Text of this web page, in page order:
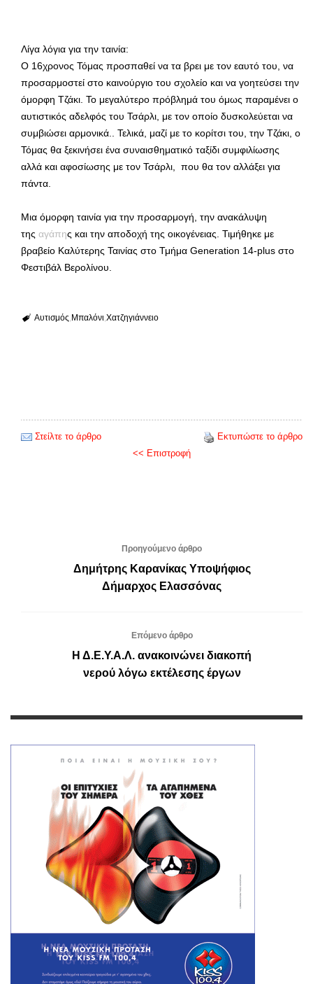
Λίγα λόγια για την ταινία:
Ο 16χρονος Τόμας προσπαθεί να τα βρει με τον εαυτό του, να
προσαρμοστεί στο καινούργιο του σχολείο και να γοητεύσει την
όμορφη Τζάκι. Το μεγαλύτερο πρόβλημά του όμως παραμένει ο
αυτιστικός αδελφός του Τσάρλι, με τον οποίο δυσκολεύεται να
συμβιώσει αρμονικά.. Τελικά, μαζί με το κορίτσι του, την Τζάκι, ο
Τόμας θα ξεκινήσει ένα συναισθηματικό ταξίδι συμφιλίωσης
αλλά και αφοσίωσης με τον Τσάρλι, που θα τον αλλάξει για
πάντα.
Mια όμορφη ταινία για την προσαρμογή, την ανακάλυψη
της αγάπης και την αποδοχή της οικογένειας. Τιμήθηκε με
βραβείο Καλύτερης Ταινίας στο Τμήμα Generation 14-plus στο
Φεστιβάλ Βερολίνου.
Αυτισμός Μπαλόνι Χατζηγιάννειο
Στείλτε το άρθρο
Εκτυπώστε το άρθρο
<< Επιστροφή
Προηγούμενο άρθρο
Δημήτρης Καρανίκας Υποψήφιος
Δήμαρχος Ελασσόνας
Επόμενο άρθρο
Η Δ.Ε.Υ.Α.Λ. ανακοινώνει διακοπή
νερού λόγω εκτέλεσης έργων